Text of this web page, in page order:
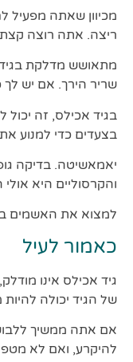
מכיוון שאתה מפעיל
ריצה. אתה רוצה
מתאושש מדלקת
שריר הירך. אם יש לך
בגיד אכילס, זה
בצעדים כדי למנוע
יאמאשיטה. בדיקה
והקרסוליים היא
למצוא את האשמים
כאמור לעיל
גיד אכילס אינו
של הגיד יכולה
אם אתה ממשיך
להיקרע, ואם לא